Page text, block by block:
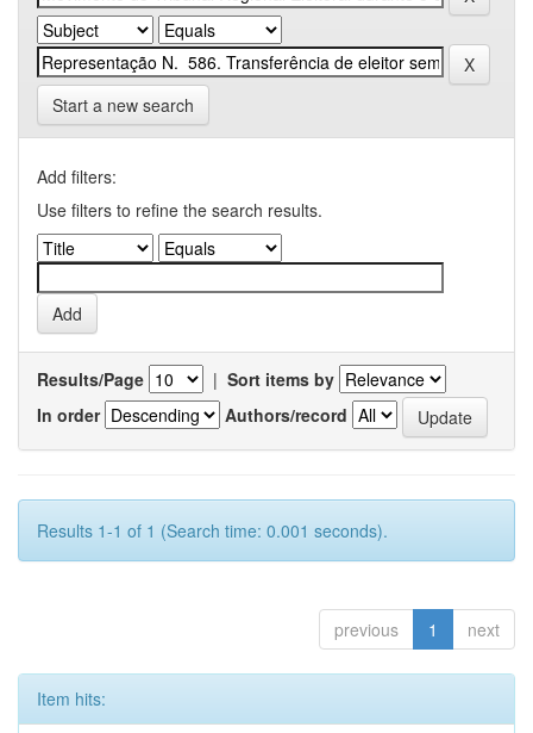
Start a new search
Add filters:
Use filters to refine the search results.
Results/Page | Sort items by
In order
Authors/record
Results 1-1 of 1 (Search time: 0.001 seconds).
previous 1 next
Item hits: